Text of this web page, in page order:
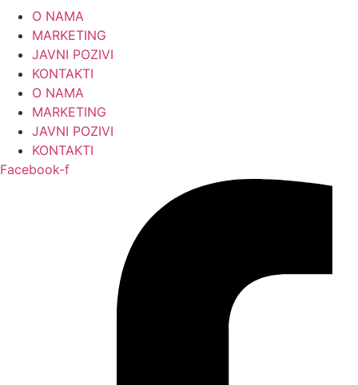
Skip
content
O NAMA
MARKETING
JAVNI POZIVI
KONTAKTI
O NAMA
MARKETING
JAVNI POZIVI
KONTAKTI
Facebook-f